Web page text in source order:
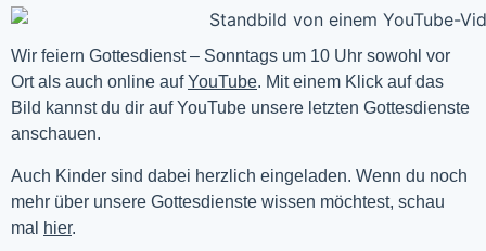
Wir feiern Gottesdienst – Sonntags um 10 Uhr sowohl vor
Ort als auch online auf YouTube. Mit einem Klick auf das
Bild kannst du dir auf YouTube unsere letzten Gottesdienste
anschauen.
Auch Kinder sind dabei herzlich eingeladen. Wenn du noch
mehr über unsere Gottesdienste wissen möchtest, schau
mal
hier.